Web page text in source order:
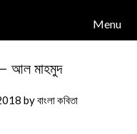
Menu
– আল মাহমুদ
byবাংলা কবিতা